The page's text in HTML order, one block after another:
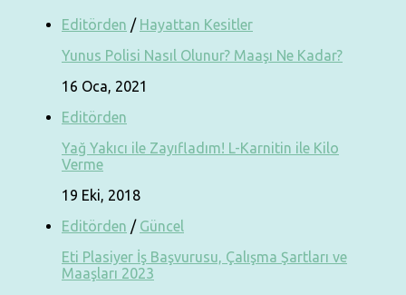
Editörden / Hayattan Kesitler
Yunus Polisi Nasıl Olunur? Maaşı Ne Kadar?
16 Oca, 2021
Editörden
Yağ Yakıcı ile Zayıfladım! L-Karnitin ile Kilo
Verme
19 Eki, 2018
Editörden / Güncel
Eti Plasiyer İş Başvurusu, Çalışma Şartları ve
Maaşları 2023